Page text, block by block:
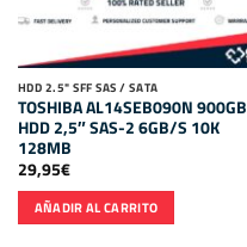
HDD 2.5" SFF SAS / SATA
TOSHIBA AL14SEB090N 900GB
HDD 2,5″ SAS-2 6GB/S 10K
128MB
29,95€
AÑADIR AL CARRITO